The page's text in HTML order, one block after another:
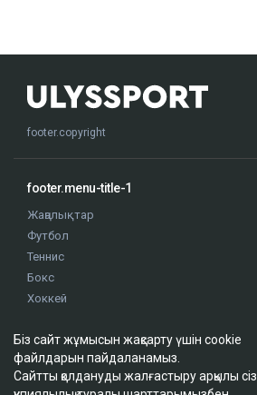
footer.copyright
footer.menu-title-1
Жаңалықтар
Футбол
Теннис
Бокс
Хоккей
Оқиғалар
Олимпиада
Біз сайт жұмысын жақсарту үшін cookie
файлдарын пайдаланамыз.
Сайтты қолдануды жалғастыру арқылы сіз